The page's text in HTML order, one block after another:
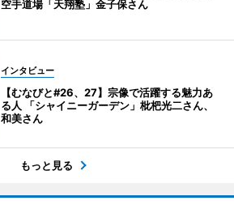
空手道場「天翔塾」金子保さん
インタビュー
【むなびと#26、27】宗像で活躍する魅力あ
る人 「シャイニーガーデン」枇杷光二さん、
和美さん
もっと見る